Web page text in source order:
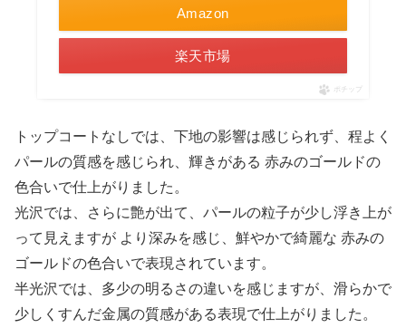
Amazon
楽天市場
ポチップ
トップコートなしでは、下地の影響は感じられず、程よく
パールの質感を感じられ、輝きがある 赤みのゴールドの
色合いで仕上がりました。
光沢では、さらに艶が出て、パールの粒子が少し浮き上が
って見えますが より深みを感じ、鮮やかで綺麗な 赤みの
ゴールドの色合いで表現されています。
半光沢では、多少の明るさの違いを感じますが、滑らかで
少しくすんだ金属の質感がある表現で仕上がりました。